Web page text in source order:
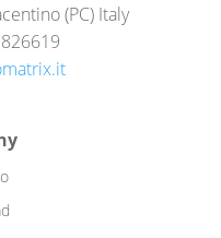
(PC) Italy